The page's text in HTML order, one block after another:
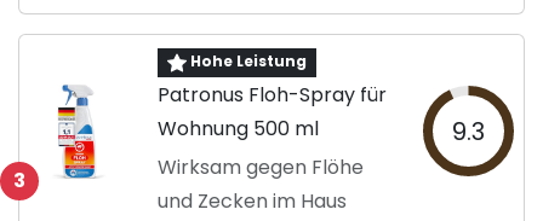
3
Hohe Leistung
Patronus Floh-Spray für
Wohnung 500 ml
Wirksam gegen Flöhe
und Zecken im Haus
9.3